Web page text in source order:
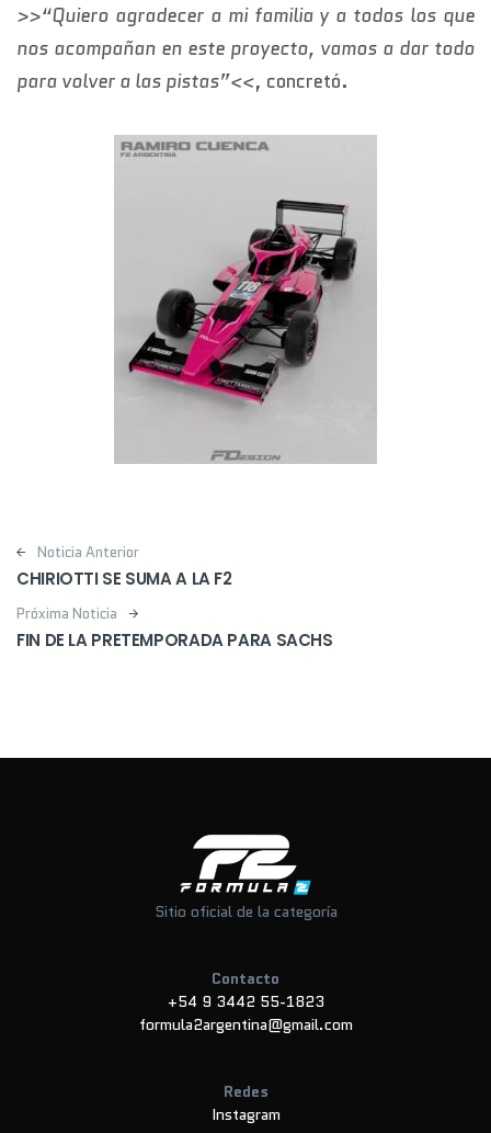
>>“Quiero agradecer a mi familia y a todos los que
nos acompañan en este proyecto, vamos a dar todo
para volver a las pistas”<<, concretó.
Post navigation
Noticia Anterior
CHIRIOTTI SE SUMA A LA F2
Próxima Noticia
FIN DE LA PRETEMPORADA PARA SACHS
Sitio oficial de la categoría
Contacto
+54 9 3442 55-1823
formula2argentina@gmail.com
Redes
Instagram